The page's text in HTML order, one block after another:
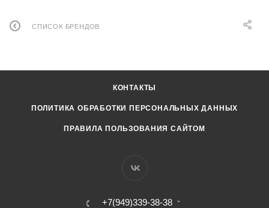
СПИСОК БРЕНДОВ
КОНТАКТЫ
ПОЛИТИКА ОБРАБОТКИ ПЕРСОНАЛЬНЫХ ДАННЫХ
ПРАВИЛА ПОЛЬЗОВАНИЯ САЙТОМ
+7(949)339-38-38